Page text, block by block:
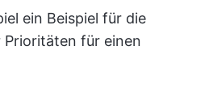
ein Beispiel für die
Prioritäten für einen